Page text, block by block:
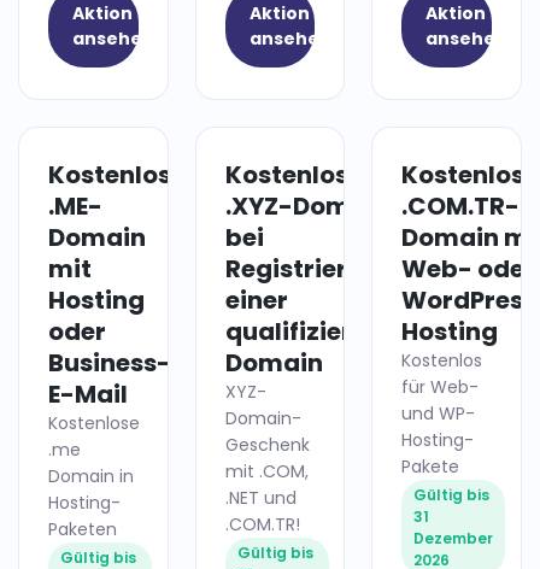
Aktion
ansehen
Aktion
ansehen
Aktion
ansehen
Kostenlose
.ME-
Domain
mit
Hosting
oder
Business-
E-Mail
HOSTING
Kostenlose
.me
Domain in
Hosting-
Paketen
Gültig bis
Kostenlose
.XYZ-Domain
bei
Registrierung
einer
qualifizierten
Domain
DOMAIN
XYZ-
Domain-
Geschenk
mit .COM,
.NET und
.COM.TR!
Gültig bis
Kostenlose
.COM.TR-
Domain
Web- oder
Hosting
Kostenlos
für Web-
und WP-
Hosting-
Pakete
Gültig bis
31
Dezember
2026